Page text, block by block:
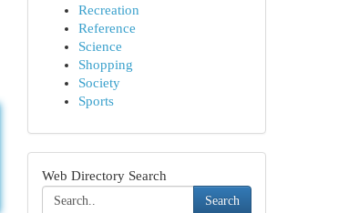
Recreation
Reference
Science
Shopping
Society
Sports
Web Directory Search
Search